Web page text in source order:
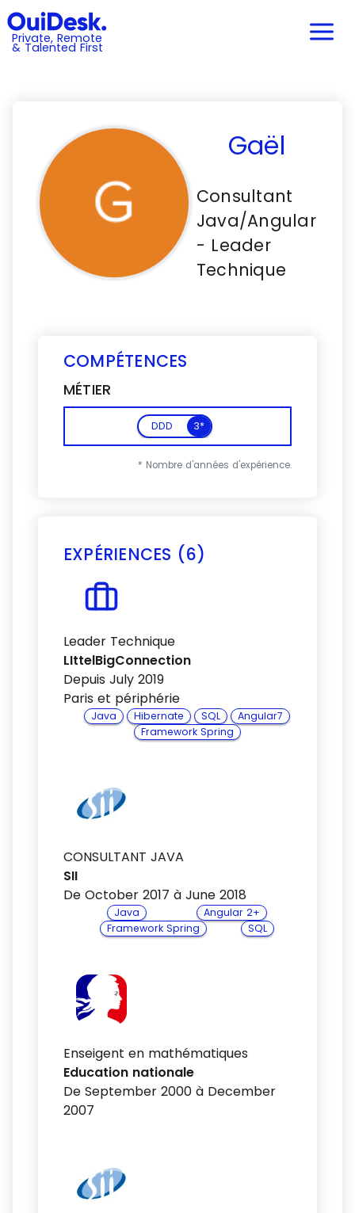
Private, Remote
& Talented First
Gaël
Consultant
Java/Angular
- Leader
Technique
COMPÉTENCES
MÉTIER
DDD 3*
* Nombre d'années d'expérience.
EXPÉRIENCES (6)
Leader Technique
LIttelBigConnection
Depuis July 2019
Paris et périphérie
Java Hibernate SQL
Angular7
Framework Spring
CONSULTANT JAVA
SII
De October 2017 à June 2018
Java
Angular 2+
Framework Spring
SQL
Enseigent en mathématiques
Education nationale
De September 2000 à December
2007